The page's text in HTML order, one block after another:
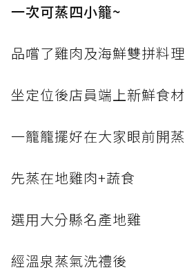
一次可蒸四小籠~
品嚐了雞肉及海鮮雙拼料理
坐定位後店員端上新鮮食材
一籠籠擺好在大家眼前開蒸
先蒸在地雞肉+蔬食
選用大分縣名產地雞
經溫泉蒸氣洗禮後